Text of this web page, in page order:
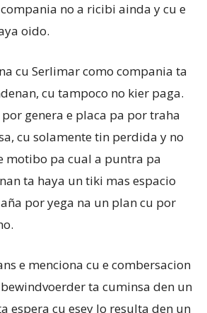
no a ricibi ainda y cu e
oido.
cu Serlimar como compania ta
cu tampoco no kier paga.
genera e placa pa por traha
cu solamente tin perdida y no
motibo pa cual a puntra pa
ta haya un tiki mas espacio
por yega na un plan cu por
e menciona cu e combersacion
ta cuminsa den un
espera cu esey lo resulta den un